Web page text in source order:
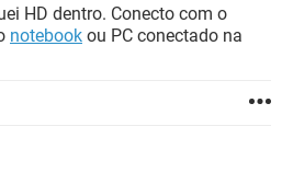
GMAIL
EXCEL
HD dentro. Conecto com o
notebook ou PC conectado na